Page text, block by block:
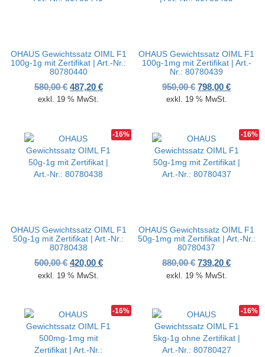
OHAUS Gewichtssatz OIML F1
100g-1g mit Zertifikat | Art.-Nr.:
80780440
580,00€ Ursprünglicher Preis war: 580,00 €
487,20 €Aktueller Preis ist: 487,20 €.
exkl. 19 % MwSt.
OHAUS Gewichtssatz OIML F1
100g-1mg mit Zertifikat | Art.-
Nr.: 80780439
950,00€ Ursprünglicher
798,00€
exkl. 19 % MwSt.
-16%
OHAUS Gewichtssatz OIML F1
50g-1g mit Zertifikat | Art.-Nr.:
80780438
500,00€ Ursprünglicher Preis war: 500,00 €
420,00 €Aktueller Preis ist: 420,00 €.
exkl. 19 % MwSt.
-16%
OHAUS Gewichtssatz OIML F1
50g-1mg mit Zertifikat | Art.-Nr.:
80780437
880,00€ Ursprünglicher
739,20€
exkl. 19 % MwSt.
-16% -16%